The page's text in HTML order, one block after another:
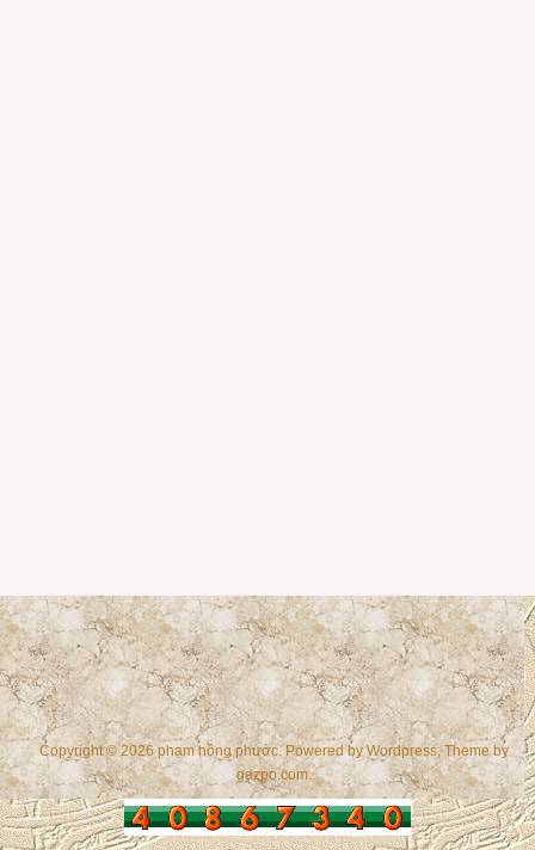
Copyright © 2026 phạm hồng phước. Powered byWordpress, Theme by
gazpo.com.